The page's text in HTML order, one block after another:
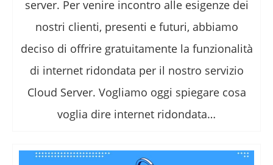
server. Per venire incontro alle esigenze dei
nostri clienti, presenti e futuri, abbiamo
deciso di offrire gratuitamente la funzionalità
di internet ridondata per il nostro servizio
Cloud Server. Vogliamo oggi spiegare cosa
voglia dire internet ridondata…